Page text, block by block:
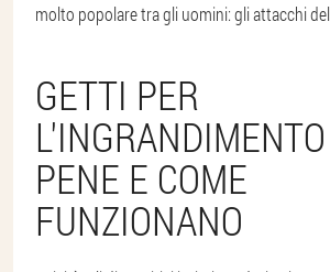
molto popolare tra gli uomini: gli attacchi
GETTI PER
PENE E COME
FUNZIONANO